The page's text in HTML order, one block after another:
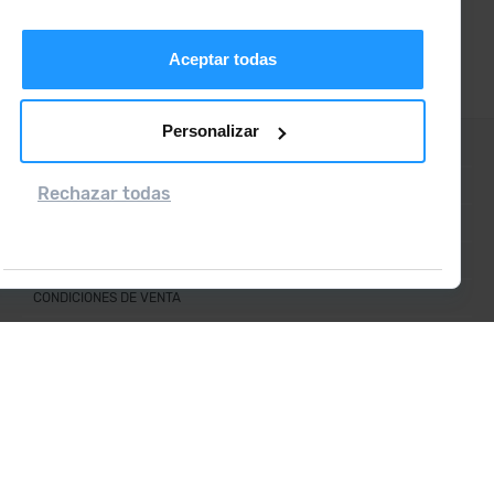
Aceptar todas
Personalizar
Rechazar todas
PREGUNTAS FRECUENTES
CONDICIONES DE VENTA